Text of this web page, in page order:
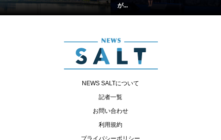
が...
NEWS SALTについて
記者一覧
お問い合わせ
利用規約
プライバシーポリシー